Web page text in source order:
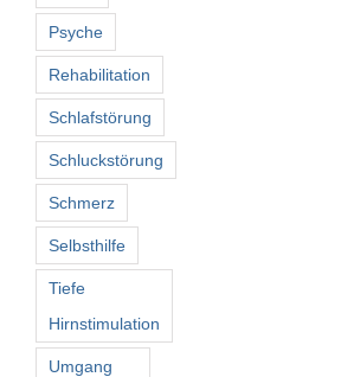
Psyche
Rehabilitation
Schlafstörung
Schluckstörung
Schmerz
Selbsthilfe
Tiefe
Hirnstimulation
Umgang